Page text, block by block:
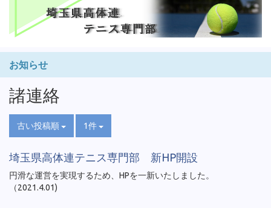
お知らせ
諸連絡
古い投稿順 1件
埼玉県高体連テニス専門部 新HP開設
円滑な運営を実現するため、HPを一新いたしました。
（2021.4.01)